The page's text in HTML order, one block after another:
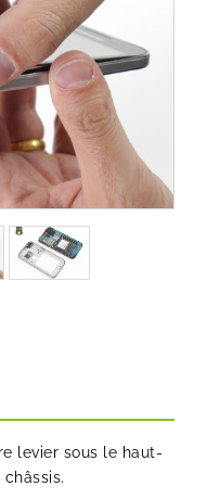
levier sous le haut-